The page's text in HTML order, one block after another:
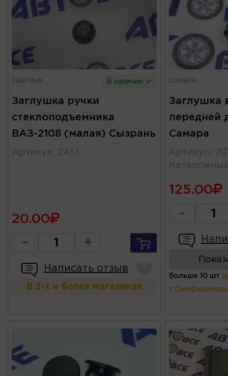
СЫЗРАНЬ В наличии
Заглушка ручки
стеклоподъемника
ВАЗ-2108 (малая) Сызрань
Артикул : 2451
20.00
- +
Написать отзыв
В 2-х и более магазинах
САМАРА
Заглушка
передней
Самара
Артикул :
125.00
-
больше 10 шт